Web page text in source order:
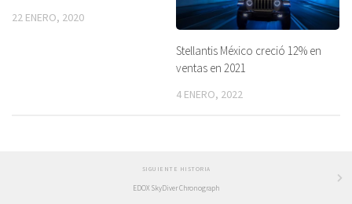
22 ENERO, 2020
Stellantis México creció 12% en
ventas en 2021
4 ENERO, 2022
SIGUIENTE HISTORIA
EDOX SkyDiver Chronograph